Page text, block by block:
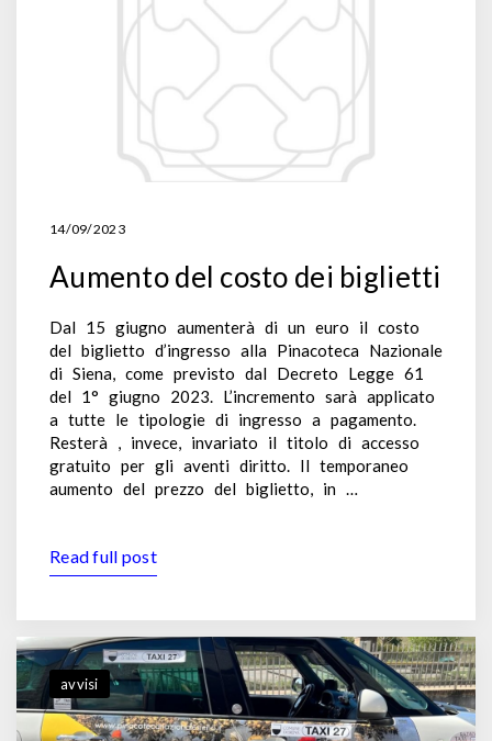
14/09/2023
Aumento del costo dei biglietti
Dal 15 giugno aumenterà di un euro il costo
del biglietto d’ingresso alla Pinacoteca Nazionale
di Siena, come previsto dal Decreto Legge 61
del 1° giugno 2023. L’incremento sarà applicato
a tutte le tipologie di ingresso a pagamento.
Resterà , invece, invariato il titolo di accesso
gratuito per gli aventi diritto. Il temporaneo
aumento del prezzo del biglietto, in …
Read full post
avvisi